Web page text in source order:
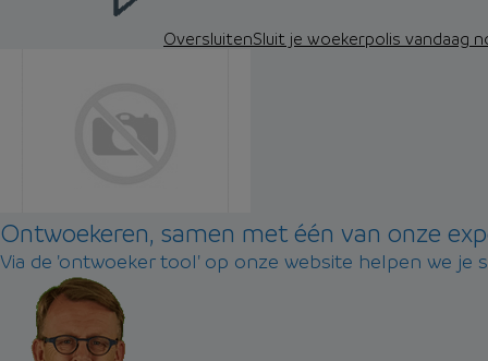
OversluitenSluit je woekerpolis vandaag
Ontwoekeren, samen met één van onze
Via de 'ontwoeker tool' op onze website helpen we je